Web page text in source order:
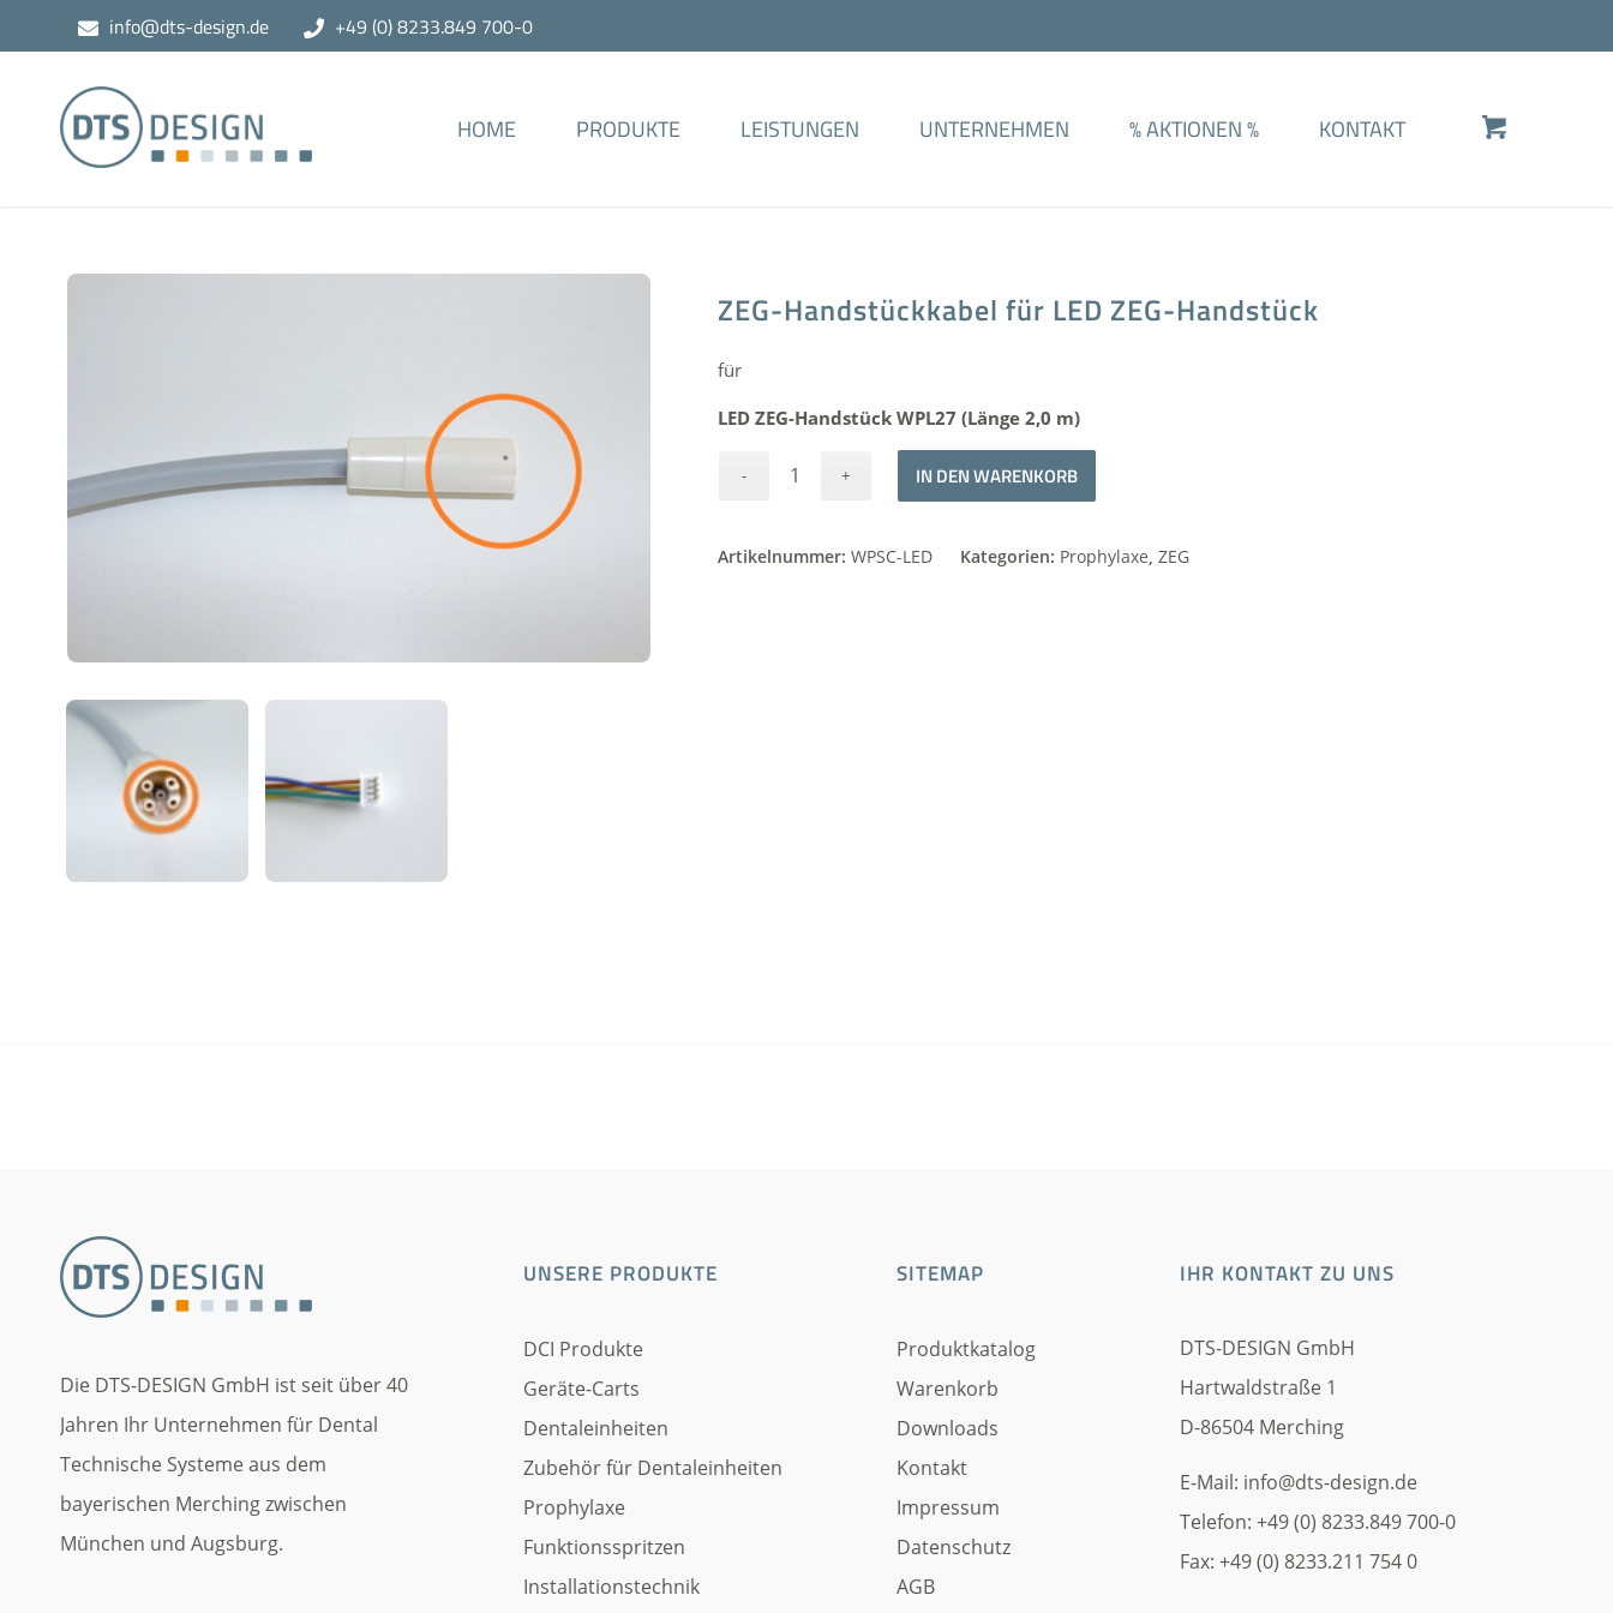
info@dts-design.de +49 (0) 8233.849 700-0
HOME PRODUKTE LEISTUNGEN UNTERNEHMEN %AKTIONEN% KONTAKT
ZEG-Handstückkabel für LED ZEG-Handstück
für
LED ZEG-Handstück WPL27 (Länge 2,0 m)
IN DEN WARENKORB
Artikelnummer: WPSC-LED Kategorien: Prophylaxe, ZEG
Die DTS-DESIGN GmbH ist seit über 40
Jahren Ihr Unternehmen für Dental
Technische Systeme aus dem
bayerischen Merching zwischen
München und Augsburg.
UNSERE PRODUKTE
DCI Produkte
Geräte-Carts
Dentaleinheiten
Zubehör für Dentaleinheiten
Prophylaxe
Funktionsspritzen
Installationstechnik
SITEMAP
Produktkatalog
Warenkorb
Downloads
Kontakt
Impressum
Datenschutz
AGB
IHR KONTAKT ZU UNS
DTS-DESIGN GmbH
Hartwaldstraße 1
D-86504 Merching
E-Mail: info@dts-design.de
Telefon: +49 (0) 8233.849 700-0
Fax: +49 (0) 8233.211 754 0